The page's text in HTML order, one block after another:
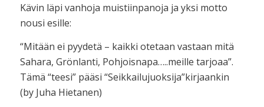
Kävin läpi vanhoja muistiinpanoja ja yksi motto
nousi esille:
“Mitään ei pyydetä – kaikki otetaan vastaan mitä
Sahara, Grönlanti, Pohjoisnapa…..meille tarjoaa”.
Tämä “teesi” pääsi “Seikkailujuoksija”kirjaankin
(by Juha Hietanen)